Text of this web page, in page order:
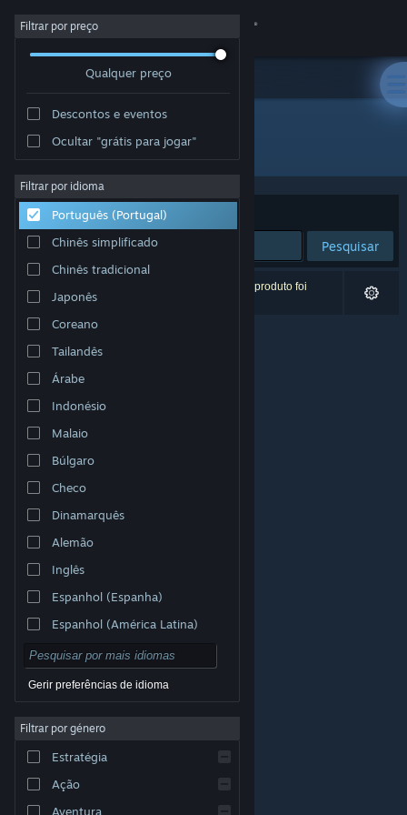
Iniciar sessão
Sobre
Apoio
Alterar idioma
Instala a app móvel do Steam
Ver versão para computadores
© Valve Corporation. Todos os direitos reservados.
respetivos proprietários nos E.U.A. e outros países.
Acessibilidade
Reembolsos|Cookies
Filtrar por preço
Qualquer preço
Descontos e eventos
Ocultar "grátis para jogar"
Filtrar por idioma
Português (Portugal)
Chinês simplificado
Chinês tradicional
Japonês
Coreano
Tailandês
Árabe
Indonésio
Malaio
Búlgaro
Checo
Dinamarquês
Alemão
Inglês
Espanhol (Espanha)
Espanhol (América Latina)
Gerir preferências de idioma
Filtrar por género
Estratégia
Ação
Aventura
Developer: Wronghut
Ordenar por Relevância
Pesquisar
0 resultados correspondentes à tua pesquisa. 1 produto foi
excluído com base nas tuas preferências.